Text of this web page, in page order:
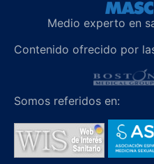
Medio experto en
Contenido ofrecido por
Somos referidos en: